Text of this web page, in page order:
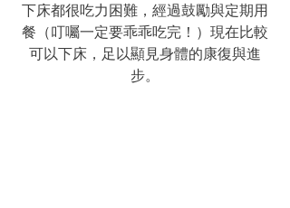
下床都很吃力困難，經過鼓勵與定期用
餐（叮囑一定要乖乖吃完！）現在比較
可以下床，足以顯見身體的康復與進
步。